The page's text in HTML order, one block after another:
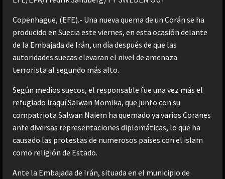
Copenhague, (EFE).- Una nueva quema de un Corán se ha
producido en Suecia este viernes, en esta ocasión delante
de la Embajada de Irán, un día después de que las
autoridades suecas elevaran el nivel de amenaza
terrorista al segundo más alto.
Según medios suecos, el responsable fue una vez más el
refugiado iraquí Salwan Momika, que junto con su
compatriota Salwan Naiem ha quemado ya varios Coranes
ante diversas representaciones diplomáticas, lo que ha
causado las protestas de numerosos países con el islam
como religión de Estado.
Ante la Embajada de Irán, situada en el municipio de